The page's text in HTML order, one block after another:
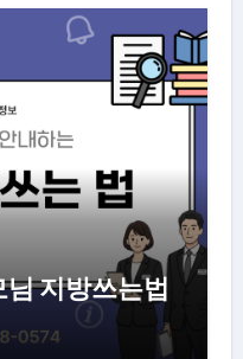
지방쓰는법